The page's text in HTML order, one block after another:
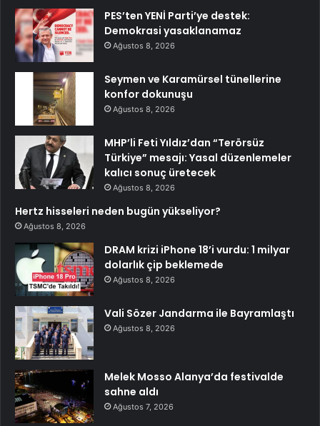
PES’ten YENİ Parti’ye destek:
Demokrasi yasaklanamaz
Ağustos 8, 2026
Seymen ve Karamürsel tünellerine
konfor dokunuşu
Ağustos 8, 2026
MHP’li Feti Yıldız’dan “Terörsüz
Türkiye” mesajı: Yasal düzenlemeler
kalıcı sonuç üretecek
Ağustos 8, 2026
Hertz hisseleri neden bugün yükseliyor?
Ağustos 8, 2026
DRAM krizi iPhone 18’i vurdu: 1 milyar
dolarlık çip beklemede
Ağustos 8, 2026
Vali Sözer Jandarma ile Bayramlaştı
Ağustos 8, 2026
Melek Mosso Alanya’da festivalde
sahne aldı
Ağustos 7, 2026